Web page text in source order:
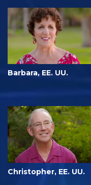
Barbara, EE. UU.
Christopher, EE. UU.